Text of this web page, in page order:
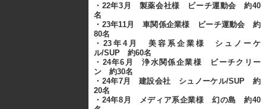
・22年3月 製薬会社様 ビーチ運動会 約40
名
・23年11月 車関係企業様 ビーチ運動会 約
80名
・23年4月 美容系企業様 シュノーケ
ル/SUP 約60名
・24年6月 浄水関係企業様 ビーチクリー
ン 約30名
・24年7月 建設会社 シュノーケル/SUP 約
20名
・24年8月 メディア系企業様 幻の島 約40